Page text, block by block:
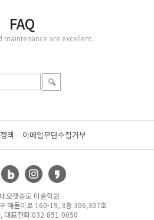
FAQ
maintenance are excellent.
책 이메일무단수집거부
오캣송도 미술학원
해돋이로 160-19, 3층 306,307호
, 대표전화:032-851-0050